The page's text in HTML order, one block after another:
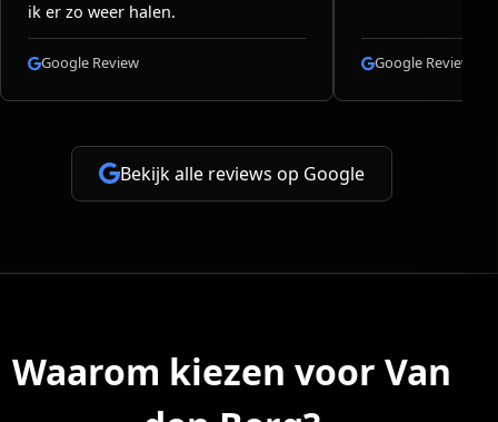
ik er zo weer halen.
Google Review Google Review
Bekijk alle reviews op Google
Waarom kiezen voor Van